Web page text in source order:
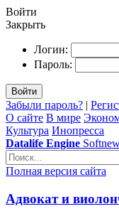
Войти
Закрыть
Логин:
Пароль:
Войти
Забыли пароль? |
О сайте В мире
Культура Инопресса
Datalife Engine
Полная версия сайта
Адвокат и